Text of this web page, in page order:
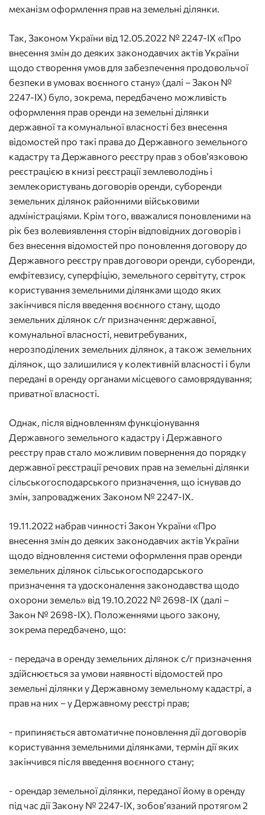
механізм оформлення прав на земельні ділянки.
Так, Законом України від 12.05.2022 № 2247-IX «Про
внесення змін до деяких законодавчих актів України
щодо створення умов для забезпечення продовольчої
безпеки в умовах воєнного стану» (далі – Закон №
2247-ІХ) було, зокрема, передбачено можливість
оформлення прав оренди на земельні ділянки
державної та комунальної власності без внесення
відомостей про такі права до Державного земельного
кадастру та Державного реєстру прав з обов’язковою
реєстрацією в книзі реєстрації землеволодінь і
землекористувань договорів оренди, суборенди
земельних ділянок районними військовими
адміністраціями. Крім того, вважалися поновленими на
рік без волевиявлення сторін відповідних договорів і
без внесення відомостей про поновлення договору до
Державного реєстру прав договори оренди, суборенди,
емфітевзису, суперфіцію, земельного сервітуту, строк
користування земельними ділянками щодо яких
закінчився після введення воєнного стану, щодо
земельних ділянок с/г призначення: державної,
комунальної власності, невитребуваних,
нерозподілених земельних ділянок, а також земельних
ділянок, що залишилися у колективній власності і були
передані в оренду органами місцевого самоврядування;
приватної власності.
Однак, після відновленням функціонування
Державного земельного кадастру і Державного
реєстру прав стало можливим повернення до порядку
державної реєстрації речових прав на земельні ділянки
сільськогосподарського призначення, що існував до
змін, запроваджених Законом № 2247-ІХ.
19.11.2022 набрав чинності Закон України «Про
внесення змін до деяких законодавчих актів України
щодо відновлення системи оформлення прав оренди
земельних ділянок сільськогосподарського
призначення та удосконалення законодавства щодо
охорони земель» від 19.10.2022 № 2698-IX (далі –
Закон № 2698-ІХ). Положеннями цього закону,
зокрема передбачено, що:
- передача в оренду земельних ділянок с/г призначення
здійснюється за умови наявності відомостей про
земельні ділянки у Державному земельному кадастрі, а
прав на них – у Державному реєстрі прав;
- припиняється автоматичне поновлення дії договорів
користування земельними ділянками, термін дії яких
закінчився після введення воєнного стану;
- орендар земельної ділянки, переданої йому в оренду
під час дії Закону № 2247-ІХ, зобов’язаний протягом 2